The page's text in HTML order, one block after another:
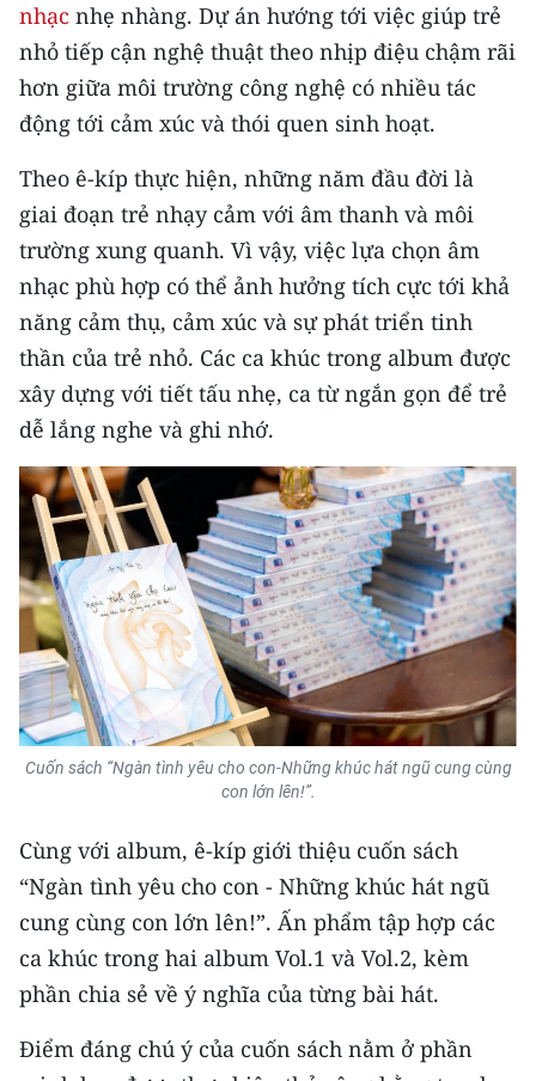
TIN MỚI
TIN ĐỊA PHƯƠNG
Trung du và miền núi phía Bắc
Đồng bằng sông Hồng
Bắc Trung Bộ
Duyên hải Nam Trung Bộ và Tây
Nguyên
Đông Nam Bộ
Đồng bằng sông Cửu Long
Chuyên trang Hà Nội
Chuyên trang TP. Hồ Chí Minh
CHUYÊN ĐỀ
CÁC CHUYÊN TRANG
VỀ BÁO NHÂN DÂN
NHÂN DÂN CUỐI TUẦN
NHÂN DÂN HẰNG THÁNG
MUA BÁO
nhạc nhẹ nhàng. Dự án hướng tới việc giúp trẻ
nhỏ tiếp cận nghệ thuật theo nhịp điệu chậm rãi
hơn giữa môi trường công nghệ có nhiều tác
động tới cảm xúc và thói quen sinh hoạt.
Theo ê-kíp thực hiện, những năm đầu đời là
giai đoạn trẻ nhạy cảm với âm thanh và môi
trường xung quanh. Vì vậy, việc lựa chọn âm
nhạc phù hợp có thể ảnh hưởng tích cực tới khả
năng cảm thụ, cảm xúc và sự phát triển tinh
thần của trẻ nhỏ. Các ca khúc trong album được
xây dựng với tiết tấu nhẹ, ca từ ngắn gọn để trẻ
dễ lắng nghe và ghi nhớ.
Cuốn sách “Ngàn tình yêu cho con-Những khúc hát ngũ cung cùng
con lớn lên!”.
Cùng với album, ê-kíp giới thiệu cuốn sách
“Ngàn tình yêu cho con - Những khúc hát ngũ
cung cùng con lớn lên!”. Ấn phẩm tập hợp các
ca khúc trong hai album Vol.1 và Vol.2, kèm
phần chia sẻ về ý nghĩa của từng bài hát.
Điểm đáng chú ý của cuốn sách nằm ở phần